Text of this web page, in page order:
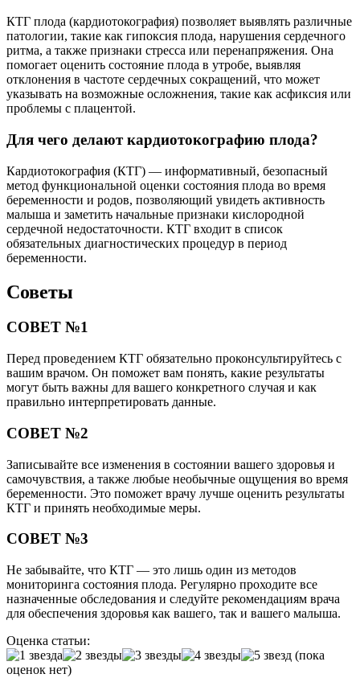
КТГ плода (кардиотокография) позволяет выявлять различные
патологии, такие как гипоксия плода, нарушения сердечного
ритма, а также признаки стресса или перенапряжения. Она
помогает оценить состояние плода в утробе, выявляя
отклонения в частоте сердечных сокращений, что может
указывать на возможные осложнения, такие как асфиксия или
проблемы с плацентой.
Для чего делают кардиотокографию плода?
Кардиотокография (КТГ) — информативный, безопасный
метод функциональной оценки состояния плода во время
беременности и родов, позволяющий увидеть активность
малыша и заметить начальные признаки кислородной
сердечной недостаточности. КТГ входит в список
обязательных диагностических процедур в период
беременности.
Советы
СОВЕТ №1
Перед проведением КТГ обязательно проконсультируйтесь с
вашим врачом. Он поможет вам понять, какие результаты
могут быть важны для вашего конкретного случая и как
правильно интерпретировать данные.
СОВЕТ №2
Записывайте все изменения в состоянии вашего здоровья и
самочувствия, а также любые необычные ощущения во время
беременности. Это поможет врачу лучше оценить результаты
КТГ и принять необходимые меры.
СОВЕТ №3
Не забывайте, что КТГ — это лишь один из методов
мониторинга состояния плода. Регулярно проходите все
назначенные обследования и следуйте рекомендациям врача
для обеспечения здоровья как вашего, так и вашего малыша.
Оценка статьи:
(пока
оценок нет)